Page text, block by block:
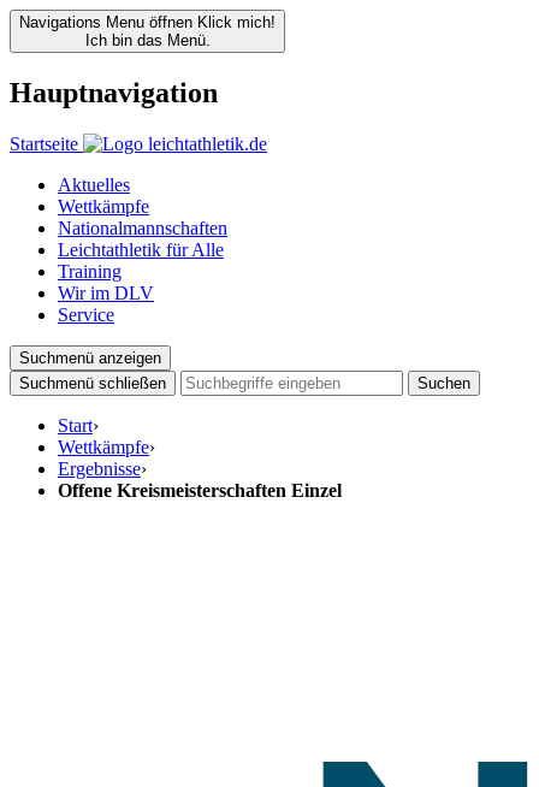
Navigations Menu öffnen Klick mich!
Ich bin das Menü.
Hauptnavigation
Startseite
Aktuelles
Wettkämpfe
Nationalmannschaften
Leichtathletik für Alle
Training
Wir im DLV
Service
Suchmenü anzeigen
Suchmenü schließen
Suchen
Start›
Wettkämpfe›
Ergebnisse›
Offene Kreismeisterschaften Einzel